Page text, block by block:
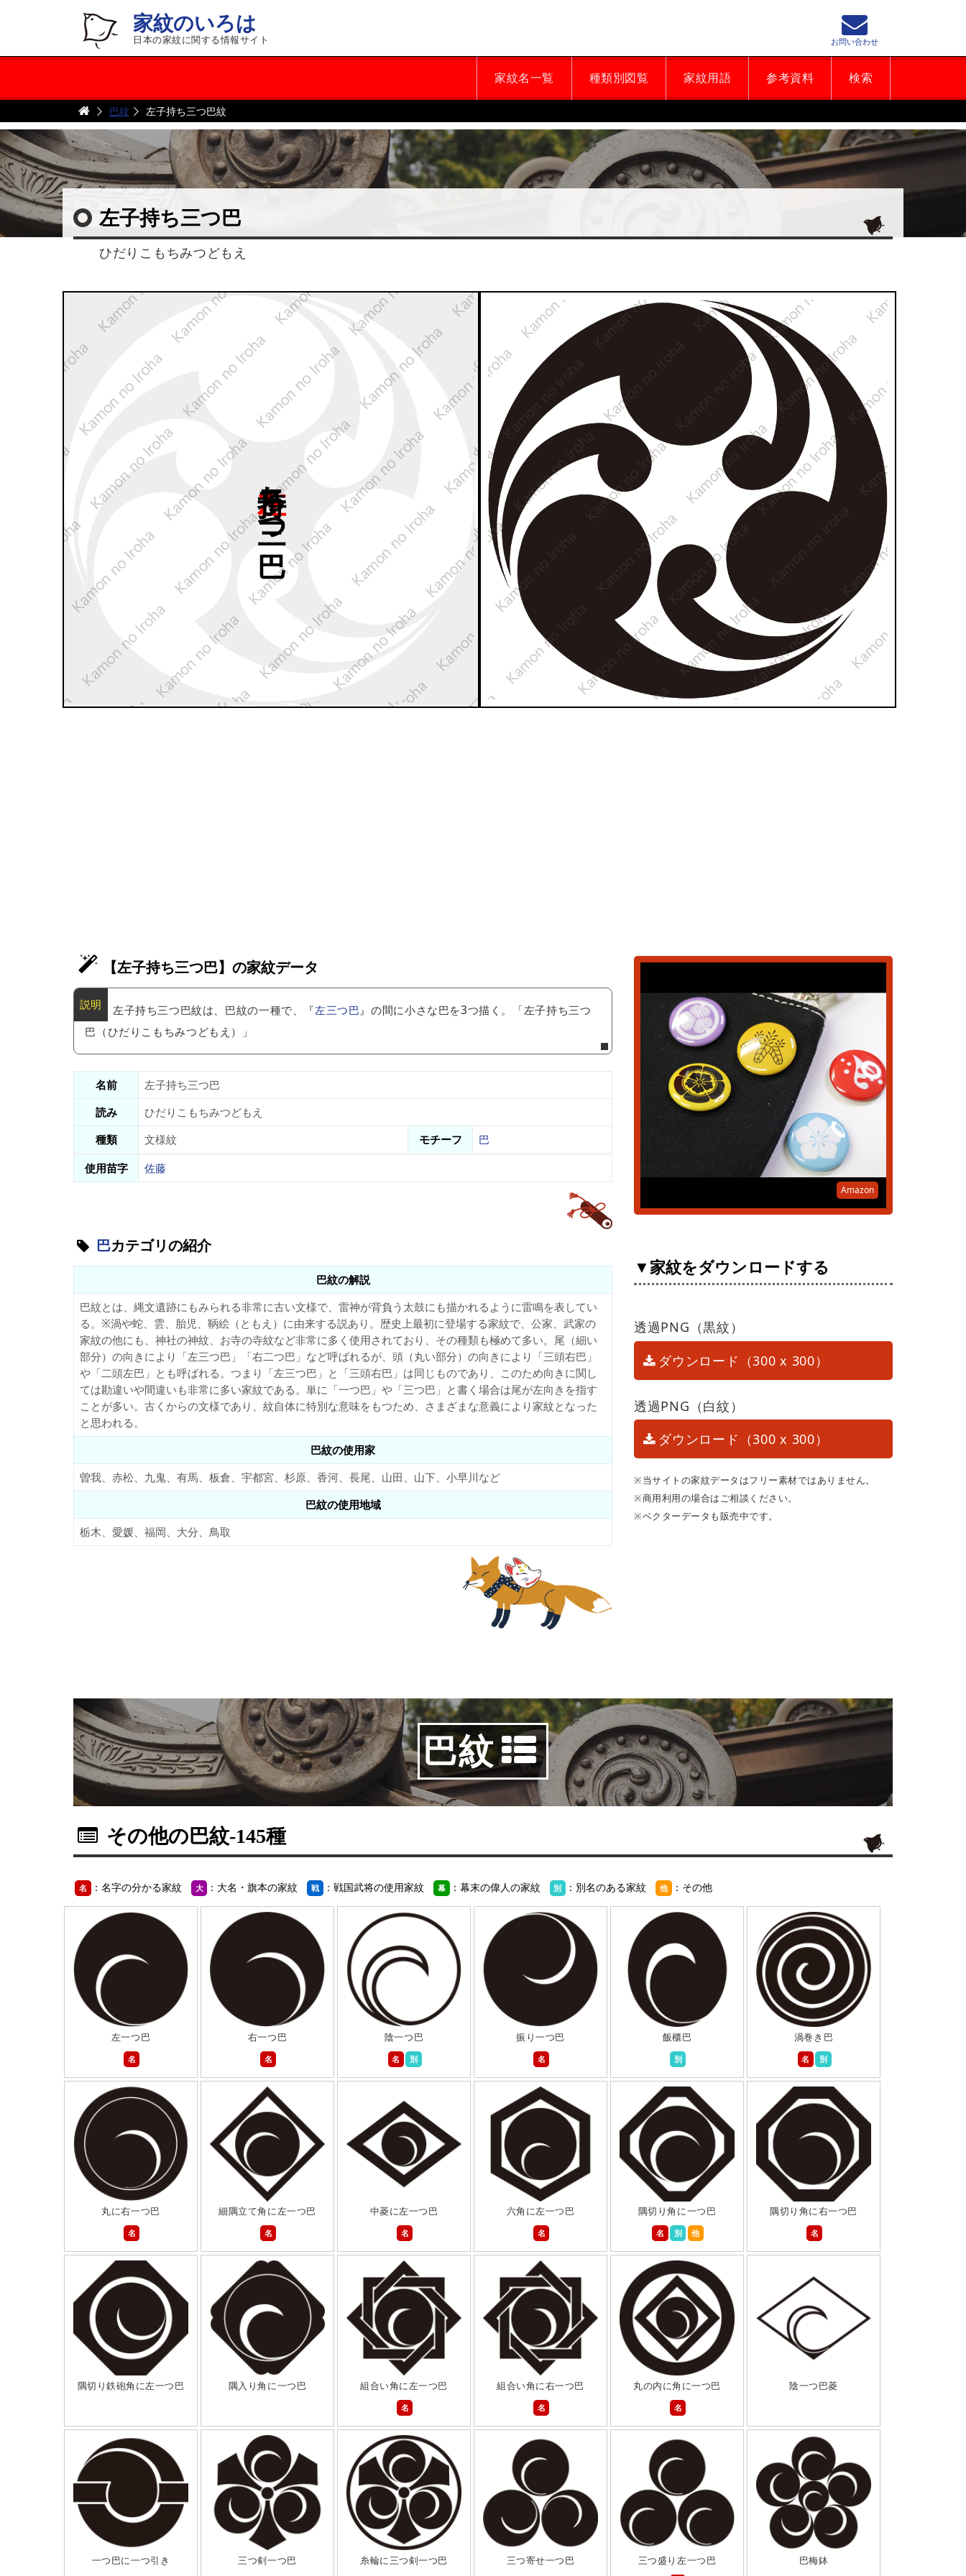
家紋のいろは
日本の家紋に関する情報サイト
家紋名一覧 種類別図覧 家紋用語 参考資料 検索
お問い合わせ
巴紋 左子持ち三つ巴紋
左子持ち三つ巴
ひだりこもちみつどもえ
巴
【左子持ち三つ巴】の家紋データ
左子持ち三つ巴紋は、巴紋の一種で、『左三つ巴』の間に小さな巴を3つ描く。「左子持ち三つ
巴（ひだりこもちみつどもえ）」
名前
左子持ち三つ巴
読み
ひだりこもちみつどもえ
種類
文様紋 モチーフ
巴
使用苗字
佐藤
巴カテゴリの紹介
巴紋の解説
巴紋とは、縄文遺跡にもみられる非常に古い文様で、雷神が背負う太鼓にも描かれるように雷鳴を表してい
る。※渦や蛇、雲、胎児、鞆絵（ともえ）に由来する説あり。歴史上最初に登場する家紋で、公家、武家の
家紋の他にも、神社の神紋、お寺の寺紋など非常に多く使用されており、その種類も極めて多い。尾（細い
部分）の向きにより「左三つ巴」「右二つ巴」など呼ばれるが、頭（丸い部分）の向きにより「三頭右巴」
や「二頭左巴」とも呼ばれる。つまり「左三つ巴」と「三頭右巴」は同じものであり、このため向きに関し
ては勘違いや間違いも非常に多い家紋である。単に「一つ巴」や「三つ巴」と書く場合は尾が左向きを指す
ことが多い。古くからの文様であり、紋自体に特別な意味をもつため、さまざまな意義により家紋となった
と思われる。
巴紋の使用家
曽我、赤松、九鬼、有馬、板倉、宇都宮、杉原、香河、長尾、山田、山下、小早川など
巴紋の使用地域
栃木、愛媛、福岡、大分、鳥取
Amazon
▼家紋をダウンロードする
透過PNG（黒紋）
ダウンロード（300 x 300）
透過PNG（白紋）
ダウンロード（300 x 300）
※当サイトの家紋データはフリー素材ではありません。
※商用利用の場合はご相談ください。
※ベクターデータも販売中です。
巴紋
その他の巴紋-145種
名 ：名字の分かる家紋 大 ：大名・旗本の家紋 戦 ：戦国武将の使用家紋 幕 ：幕末の偉人の家紋 別 ：別名のある家紋 他 ：その他
左一つ巴
名
右一つ巴
名
陰一つ巴
名
別
振り一つ巴
名
飯櫃巴
別
渦巻き巴
名
別
丸に右一つ巴
名
細隅立て角に左一つ巴
名
中菱に左一つ巴
名
六角に左一つ巴
名
隅切り角に一つ巴
名
別 他
隅切り角に右一つ巴
名
隅切り鉄砲角に左一つ巴 隅入り角に一つ巴
組合い角に左一つ巴
名
組合い角に右一つ巴
名
丸の内に角に一つ巴
名
陰一つ巴菱
一つ巴に一つ引き 三つ剣一つ巴 糸輪に三つ剣一つ巴 三つ寄せ一つ巴 三つ盛り左一つ巴 巴梅鉢